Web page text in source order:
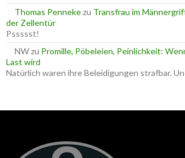
Thomas Pennekezu Transfrau im
der Zellentür
Pssssst!
NWzu Promille, Pöbeleien, Peinlichkeit:
Last wird
Natürlich waren ihre Beleidigungen strafbar.